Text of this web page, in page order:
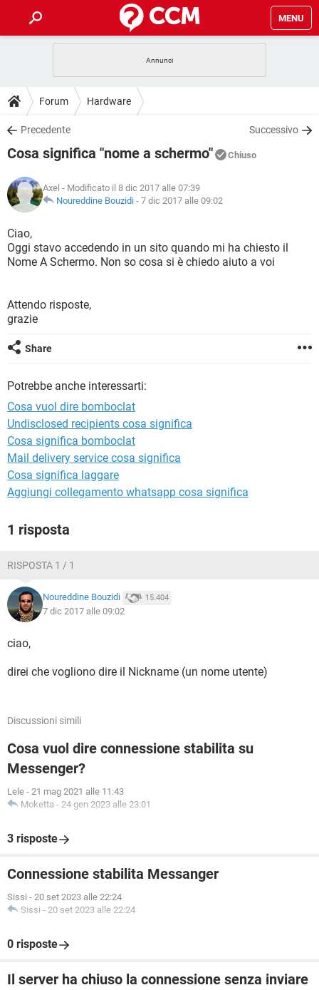
MENU
INTRATTENIMENTO
iOS
INSTAGRAM WHATSAPP
TIKTOK
HARDWARE
GUIDE
COVID-19
INSTAGRAM WHATSAPP
TIKTOK
HARDWARE
DOWNLOAD
COVID-19 GAMING
INTRATTENIMENTO
iOS WINDOWS 10
INSTAGRAM
TIKTOK FACEBOOK
COVID-19 GAMING
INTRATTENIMENTO
iOS
INSTAGRAM WHATSAPP
HARDWARE
GLOSSARIO
COVID-19
INTRATTENIMENTO ANDROID
INSTAGRAM
TIKTOK
HARDWARE
Forum Hardware
Precedente Successivo
Cosa significa "nome a schermo" Chiuso
Axel - Modificato il 8 dic 2017 alle 07:39
Noureddine Bouzidi - 7 dic 2017 alle 09:02
Ciao,
Oggi stavo accedendo in un sito quando mi ha chiesto il
Nome A Schermo. Non so cosa si è chiedo aiuto a voi
Attendo risposte,
grazie
Share
Potrebbe anche interessarti:
Cosa vuol dire bomboclat
Undisclosed recipients cosa significa
Cosa significa bomboclat
Mail delivery service cosa significa
Cosa significa laggare
Aggiungi collegamento whatsapp cosa significa
1 risposta
RISPOSTA 1 / 1
Noureddine Bouzidi 15.404
7 dic 2017 alle 09:02
ciao,
direi che vogliono dire il Nickname (un nome utente)
Discussioni simili
Cosa vuol dire connessione stabilita su
Messenger?
Lele - 21 mag 2021 alle 11:43
Moketta - 24 gen 2023 alle 23:01
3 risposte
Connessione stabilita Messanger
Sissi - 20 set 2023 alle 22:24
Sissi - 20 set 2023 alle 22:24
0 risposte
Il server ha chiuso la connessione senza inviare